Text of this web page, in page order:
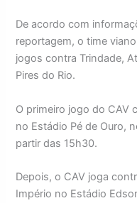
De acordo com
reportagem, o time
jogos contra Trindade,
Pires do Rio.
O primeiro jogo do CAV
no Estádio Pé de Ouro,
partir das 15h30.
Depois, o CAV joga
Império no Estádio